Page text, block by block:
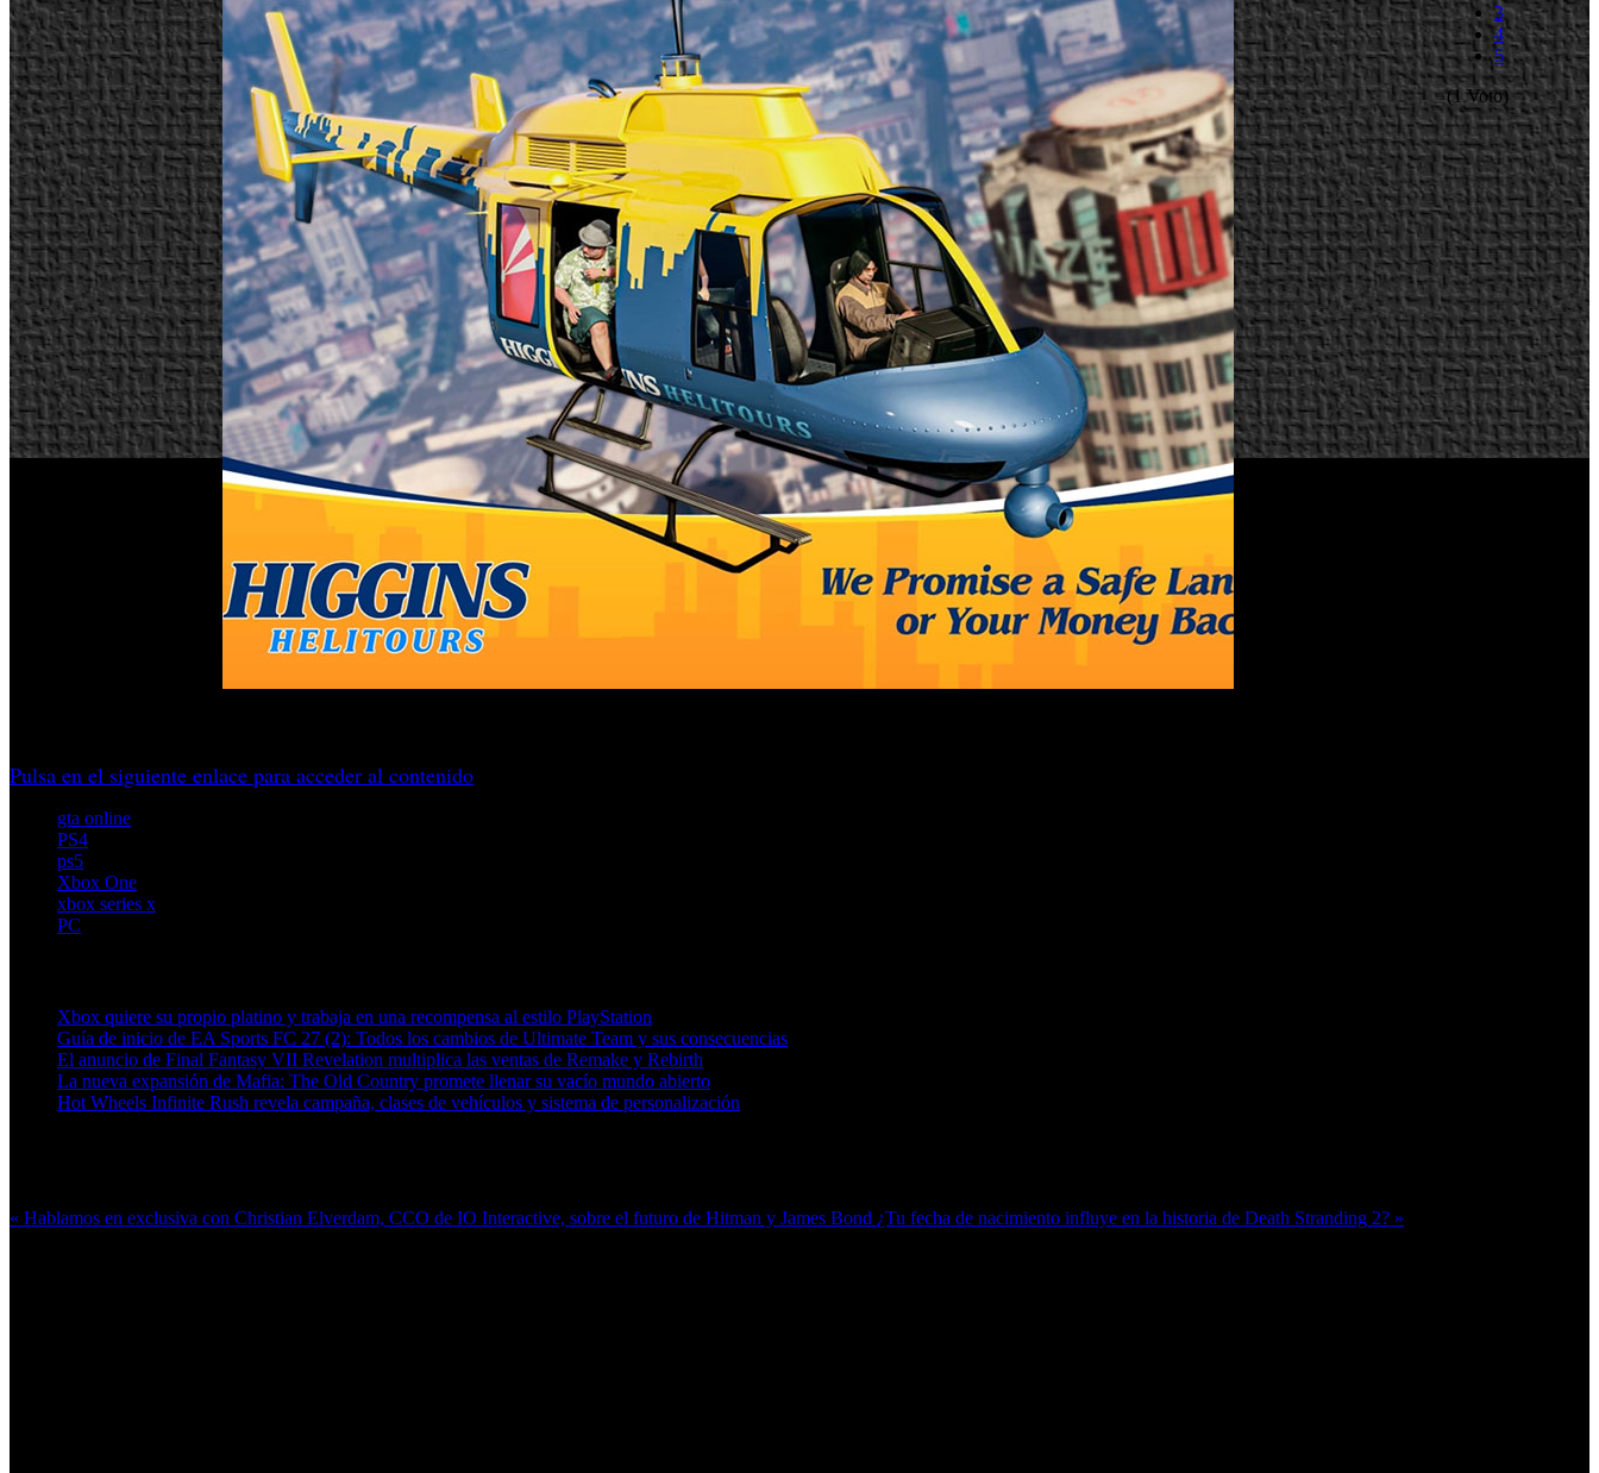
3
4
5
(1 Voto)
Pulsa en el siguiente enlace para acceder al contenido
gta online
PS4
ps5
Xbox One
xbox series x
PC
Xbox quiere su propio platino y trabaja en una recompensa al estilo PlayStation
Guía de inicio de EA Sports FC 27 (2): Todos los cambios de Ultimate Team y sus consecuencias
El anuncio de Final Fantasy VII Revelation multiplica las ventas de Remake y Rebirth
La nueva expansión de Mafia: The Old Country promete llenar su vacío mundo abierto
Hot Wheels Infinite Rush revela campaña, clases de vehículos y sistema de personalización
« Hablamos en exclusiva con Christian Elverdam, CCO de IO Interactive, sobre el futuro de Hitman y James Bond ¿Tu fecha de nacimiento influye en la historia de Death Stranding 2? »